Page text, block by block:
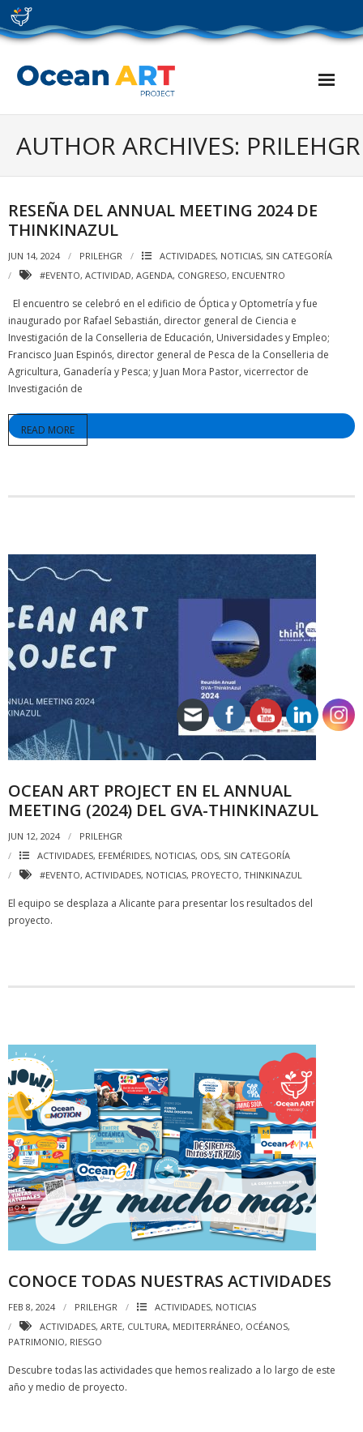
Skip
to
content
AUTHOR ARCHIVES: PRILEHGR
RESEÑA DEL ANNUAL MEETING 2024 DE
THINKINAZUL
JUN 14, 2024 PRILEHGR ACTIVIDADES, NOTICIAS, SIN CATEGORÍA
#EVENTO, ACTIVIDAD, AGENDA, CONGRESO, ENCUENTRO
El encuentro se celebró en el edificio de Óptica y Optometría y fue
inaugurado por Rafael Sebastián, director general de Ciencia e
Investigación de la Conselleria de Educación, Universidades y Empleo;
Francisco Juan Espinós, director general de Pesca de la Conselleria de
Agricultura, Ganadería y Pesca; y Juan Mora Pastor, vicerrector de
Investigación de
READ MORE
OCEAN ART PROJECT EN EL ANNUAL
MEETING (2024) DEL GVA-THINKINAZUL
JUN 12, 2024
PRILEHGR
ACTIVIDADES, EFEMÉRIDES, NOTICIAS, ODS, SIN CATEGORÍA
#EVENTO, ACTIVIDADES, NOTICIAS, PROYECTO, THINKINAZUL
El equipo se desplaza a Alicante para presentar los resultados del
proyecto.
CONOCE TODAS NUESTRAS ACTIVIDADES
FEB 8, 2024 PRILEHGR ACTIVIDADES, NOTICIAS
ACTIVIDADES, ARTE, CULTURA, MEDITERRÁNEO, OCÉANOS,
PATRIMONIO, RIESGO
Descubre todas las actividades que hemos realizado a lo largo de este
año y medio de proyecto.